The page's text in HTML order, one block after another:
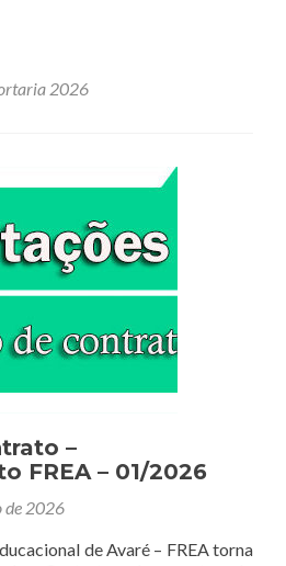
2026
–
FREA – 01/2026
de 2026
de Avaré – FREA torna